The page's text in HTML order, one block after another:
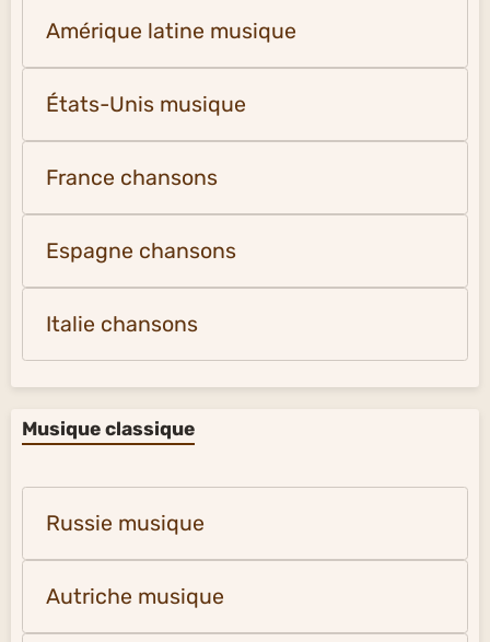
Amérique latine musique
États-Unis musique
France chansons
Espagne chansons
Italie chansons
Musique classique
Russie musique
Autriche musique